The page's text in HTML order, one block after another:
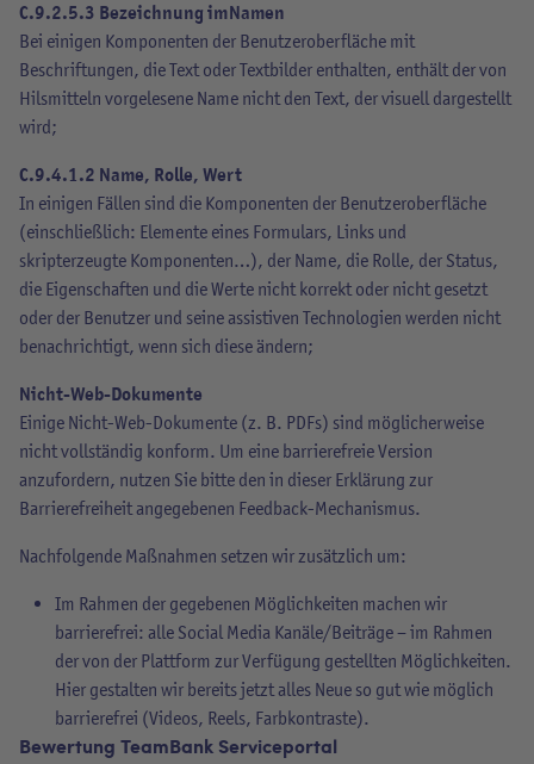
C.9.2.5.3 Bezeichnung im Namen
Bei einigen Komponenten der Benutzeroberfläche mit
Beschriftungen, die Text oder Textbilder enthalten, enthält der von
Hilsmitteln vorgelesene Name nicht den Text, der visuell dargestellt
wird;
C.9.4.1.2 Name, Rolle, Wert
In einigen Fällen sind die Komponenten der Benutzeroberfläche
(einschließlich: Elemente eines Formulars, Links und
skripterzeugte Komponenten…), der Name, die Rolle, der Status,
die Eigenschaften und die Werte nicht korrekt oder nicht gesetzt
oder der Benutzer und seine assistiven Technologien werden nicht
benachrichtigt, wenn sich diese ändern;
Nicht-Web-Dokumente
Einige Nicht-Web-Dokumente (z. B. PDFs) sind möglicherweise
nicht vollständig konform. Um eine barrierefreie Version
anzufordern, nutzen Sie bitte den in dieser Erklärung zur
Barrierefreiheit angegebenen Feedback-Mechanismus.
Nachfolgende Maßnahmen setzen wir zusätzlich um:
Im Rahmen der gegebenen Möglichkeiten machen wir
barrierefrei: alle Social Media Kanäle/Beiträge – im Rahmen
der von der Plattform zur Verfügung gestellten Möglichkeiten.
Hier gestalten wir bereits jetzt alles Neue so gut wie möglich
barrierefrei (Videos, Reels, Farbkontraste).
Bewertung TeamBank Serviceportal